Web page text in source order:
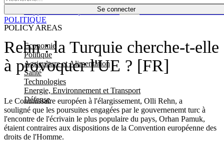
Se connecter
POLICY AREAS
Economie
Politique
Agriculture et Alimentation
Santé
Technologies
Energie, Environnement et Transport
Défense
Économie
Rehn : la Turquie cherche-t-elle
à provoquer l'UE ? [FR]
Le Commissaire européen à l'élargissement, Olli Rehn, a
souligné que les poursuites engagées par le gouvernenemt turc à
l'encontre de l'écrivain le plus populaire du pays, Orhan Pamuk,
étaient contraires aux dispositions de la Convention européenne des
droits de l'Homme.
POLITIQUE